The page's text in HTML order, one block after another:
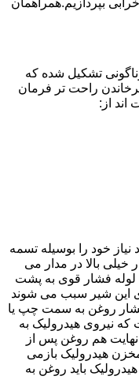
تشکیل شده که
راحت تر فرمان
از:
نیاز خود را بوسیله تسمه
بالا در مدار می
لوله فشار قوی به پشت
این شیر سبب می شوند
روغن به سمت چپ یا
نیروی هیدرولیک به
هم روغن پس از
هیدرولیک بازمی
باید روغن به